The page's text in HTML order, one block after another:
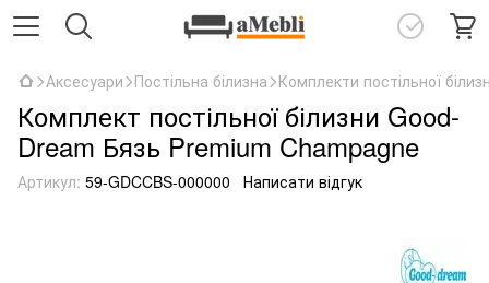
Аксесуари Постільна білизна Комплекти постільної
Комплект постільної білизни Good-
Dream Бязь Premium Champagne
Артикул: 59-GDCCBS-000000 Написати відгук